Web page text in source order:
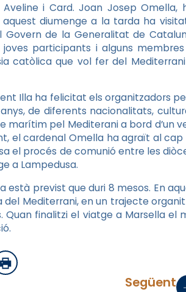
i Card. Joan Josep Omella,
diumenge a la tarda ha
de la Generalitat de
participants i alguns
catòlica que vol fer del
Illa ha felicitat els organitzadors
de diferents nacionalitats,
marítim pel Mediterani a bord d’un
el cardenal Omella ha agraït al cap
el procés de comunió entre les
a Lampedusa.
està previst que duri 8 mesos. En
Mediterrani, en un trajecte
finalitzi el viatge a Marsella el
Imprimir
Següent